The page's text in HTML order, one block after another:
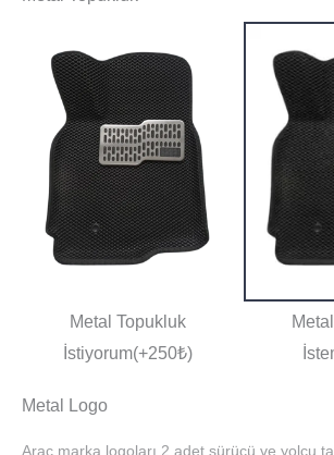
Metal Topukluk
İstiyorum(+250₺)
Metal Logo
Araç marka logoları 2 adet sürücü ve yolcu